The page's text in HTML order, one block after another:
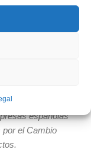
Clima (FEC)
españolas
por el Cambio